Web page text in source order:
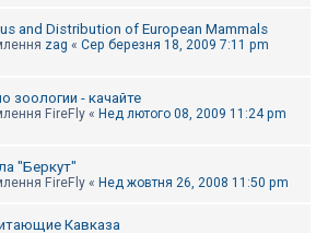
and Distribution of European Mammals
zag « Сер березня 18, 2009 7:11 pm
зоологии - качайте
FireFly « Нед лютого 08, 2009 11:24 pm
"Беркут"
FireFly « Нед жовтня 26, 2008 11:50 pm
Кавказа